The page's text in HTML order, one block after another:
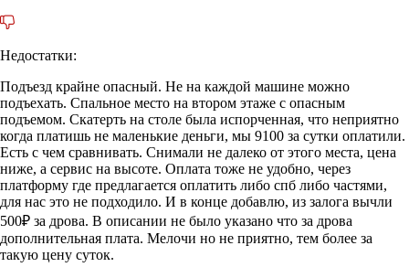
Недостатки:
Подъезд крайне опасный. Не на каждой машине можно
подъехать. Спальное место на втором этаже с опасным
подъемом. Скатерть на столе была испорченная, что неприятно
когда платишь не маленькие деньги, мы 9100 за сутки оплатили.
Есть с чем сравнивать. Снимали не далеко от этого места, цена
ниже, а сервис на высоте. Оплата тоже не удобно, через
платформу где предлагается оплатить либо спб либо частями,
для нас это не подходило. И в конце добавлю, из залога вычли
500₽ за дрова. В описании не было указано что за дрова
дополнительная плата. Мелочи но не приятно, тем более за
такую цену суток.